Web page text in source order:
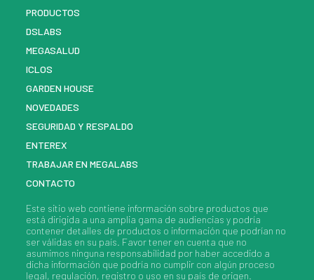
PRODUCTOS
DSLABS
MEGASALUD
ICLOS
GARDEN HOUSE
NOVEDADES
SEGURIDAD Y RESPALDO
ENTEREX
TRABAJAR EN MEGALABS
CONTACTO
Este sitio web contiene información sobre productos que
está dirigida a una amplia gama de audiencias y podría
contener detalles de productos o información que podrían no
ser válidas en su país. Favor tener en cuenta que no
asumimos ninguna responsabilidad por haber accedido a
dicha información que podría no cumplir con algún proceso
legal, regulación, registro o uso en su país de origen.